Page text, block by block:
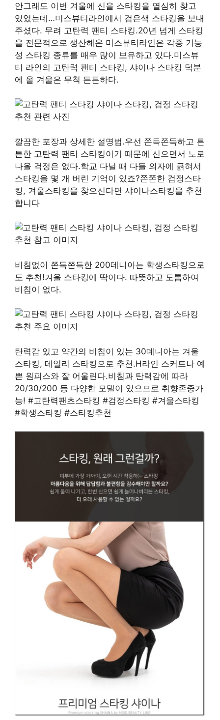
안그래도 이번 겨울에 신을 스타킹을 열심히 찾고
있었는데…미스뷰티라인에서 검은색 스타킹을 보내
주셨다. 무려 고탄력 팬티 스타킹.20년 넘게 스타킹
을 전문적으로 생산해온 미스뷰티라인은 각종 기능
성 스타킹 종류를 매우 많이 보유하고 있다.미스뷰
티 라인의 고탄력 팬티 스타킹, 샤이나 스타킹 덕분
에 올 겨울은 무척 든든하다.
깔끔한 포장과 상세한 설명법.우선 쫀득쫀득하고 튼
튼한 고탄력 팬티 스타킹이기 때문에 신으면서 노로
나올 걱정은 없다.학교 다닐 때 다들 의자에 긁혀서
스타킹을 몇 개 버린 기억이 있죠?쫀쫀한 검정스타
킹, 겨울스타킹을 찾으신다면 샤이나스타킹을 추천
합니다
비침없이 쫀득쫀득한 200데니아는 학생스타킹으로
도 추천!겨울 스타킹에 딱이다. 따뜻하고 도톰하여
비침이 없다.
탄력감 있고 약간의 비침이 있는 30데니아는 겨울
스타킹, 데일리 스타킹으로 추천.H라인 스커트나 예
쁜 원피스와 잘 어울린다.비침과 탄력감에 따라
20/30/200 등 다양한 모델이 있으므로 취향존중가
능! #고탄력팬츠스타킹 #검정스타킹 #겨울스타킹
#학생스타킹 #스타킹추천